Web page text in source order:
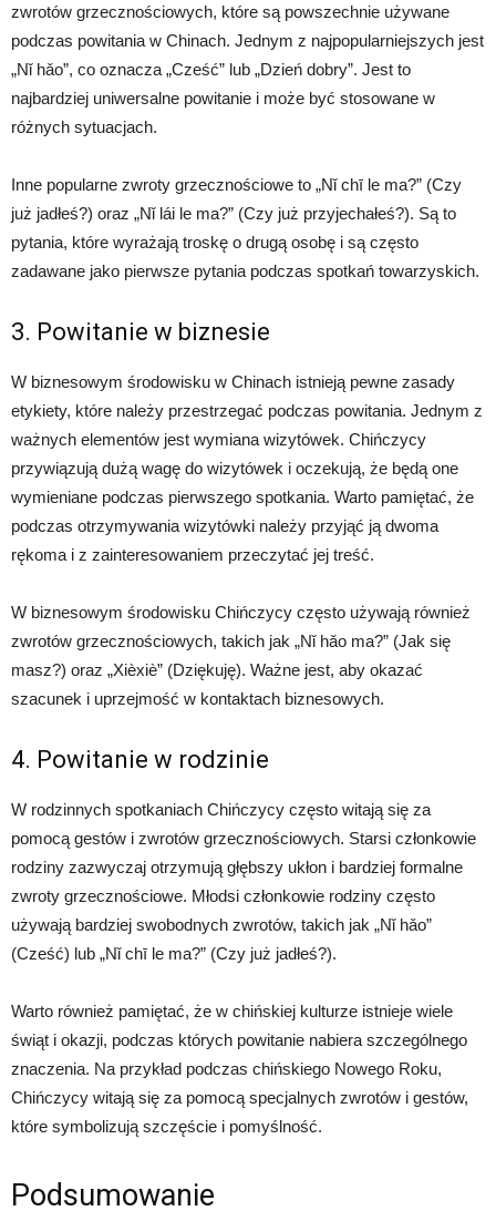
zwrotów grzecznościowych, które są powszechnie używane
podczas powitania w Chinach. Jednym z najpopularniejszych jest
„Nǐ hǎo”, co oznacza „Cześć” lub „Dzień dobry”. Jest to
najbardziej uniwersalne powitanie i może być stosowane w
różnych sytuacjach.
Inne popularne zwroty grzecznościowe to „Nǐ chī le ma?” (Czy
już jadłeś?) oraz „Nǐ lái le ma?” (Czy już przyjechałeś?). Są to
pytania, które wyrażają troskę o drugą osobę i są często
zadawane jako pierwsze pytania podczas spotkań towarzyskich.
3. Powitanie w biznesie
W biznesowym środowisku w Chinach istnieją pewne zasady
etykiety, które należy przestrzegać podczas powitania. Jednym z
ważnych elementów jest wymiana wizytówek. Chińczycy
przywiązują dużą wagę do wizytówek i oczekują, że będą one
wymieniane podczas pierwszego spotkania. Warto pamiętać, że
podczas otrzymywania wizytówki należy przyjąć ją dwoma
rękoma i z zainteresowaniem przeczytać jej treść.
W biznesowym środowisku Chińczycy często używają również
zwrotów grzecznościowych, takich jak „Nǐ hǎo ma?” (Jak się
masz?) oraz „Xièxiè” (Dziękuję). Ważne jest, aby okazać
szacunek i uprzejmość w kontaktach biznesowych.
4. Powitanie w rodzinie
W rodzinnych spotkaniach Chińczycy często witają się za
pomocą gestów i zwrotów grzecznościowych. Starsi członkowie
rodziny zazwyczaj otrzymują głębszy ukłon i bardziej formalne
zwroty grzecznościowe. Młodsi członkowie rodziny często
używają bardziej swobodnych zwrotów, takich jak „Nǐ hǎo”
(Cześć) lub „Nǐ chī le ma?” (Czy już jadłeś?).
Warto również pamiętać, że w chińskiej kulturze istnieje wiele
świąt i okazji, podczas których powitanie nabiera szczególnego
znaczenia. Na przykład podczas chińskiego Nowego Roku,
Chińczycy witają się za pomocą specjalnych zwrotów i gestów,
które symbolizują szczęście i pomyślność.
Podsumowanie